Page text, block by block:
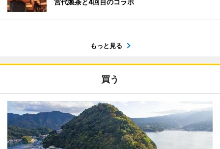
宮代製茶と4回目のコラボ
もっと見る
買う